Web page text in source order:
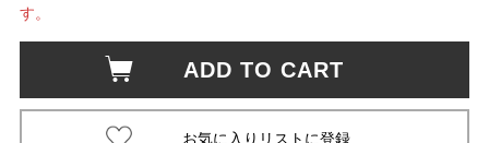
す。
ADD TO CART